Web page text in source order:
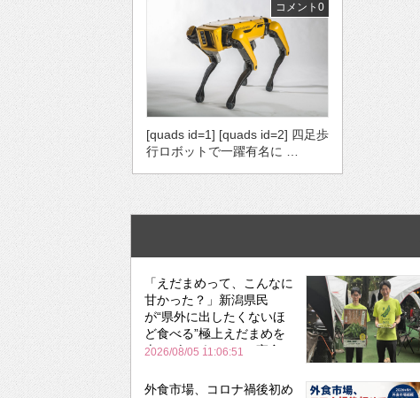
コメント0
[quads id=1] [quads id=2] 四足歩
行ロボットで一躍有名に …
「えだまめって、こんなに
甘かった？」新潟県民
が“県外に出したくないほ
ど食べる”極上えだまめを
森のビアガーデンで実食
2026/08/05 11:06:51
外食市場、コロナ禍後初め